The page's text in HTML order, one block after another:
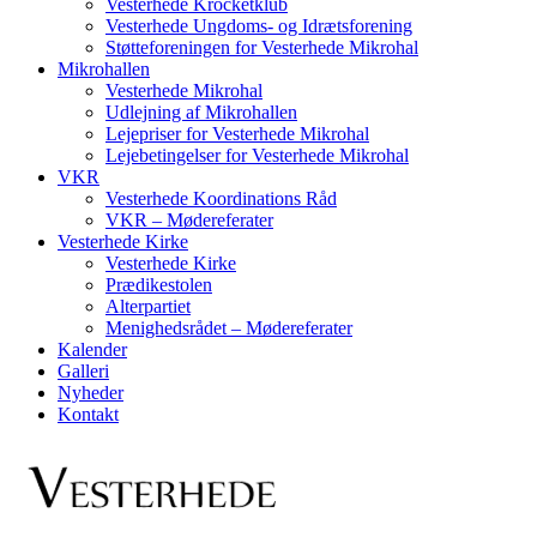
Vesterhede Ungdoms- og Idrætsforening
Støtteforeningen for Vesterhede Mikrohal
Mikrohallen
Vesterhede Mikrohal
Udlejning af Mikrohallen
Lejepriser for Vesterhede Mikrohal
Lejebetingelser for Vesterhede Mikrohal
VKR
Vesterhede Koordinations Råd
VKR – Mødereferater
Vesterhede Kirke
Vesterhede Kirke
Prædikestolen
Alterpartiet
Menighedsrådet – Mødereferater
Kalender
Galleri
Nyheder
Kontakt